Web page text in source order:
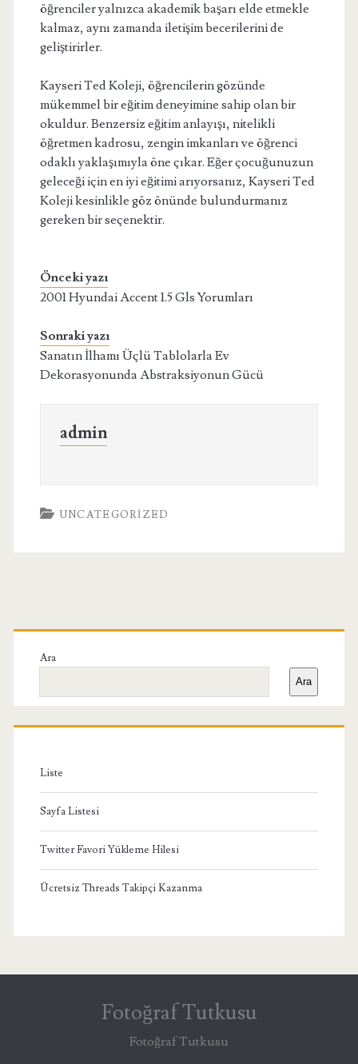
öğrenciler yalnızca akademik başarı elde etmekle
kalmaz, aynı zamanda iletişim becerilerini de
geliştirirler.
Kayseri Ted Koleji, öğrencilerin gözünde
mükemmel bir eğitim deneyimine sahip olan bir
okuldur. Benzersiz eğitim anlayışı, nitelikli
öğretmen kadrosu, zengin imkanları ve öğrenci
odaklı yaklaşımıyla öne çıkar. Eğer çocuğunuzun
geleceği için en iyi eğitimi arıyorsanız, Kayseri Ted
Koleji kesinlikle göz önünde bulundurmanız
gereken bir seçenektir.
Önceki yazı
2001 Hyundai Accent 1.5 Gls Yorumları
Sonraki yazı
Sanatın İlhamı Üçlü Tablolarla Ev
Dekorasyonunda Abstraksiyonun Gücü
admin
UNCATEGORIZED
Birincil
Yan
Menü
Ara
Ara
Liste
Sayfa Listesi
Twitter Favori Yükleme Hilesi
Ücretsiz Threads Takipçi Kazanma
Fotoğraf Tutkusu
Fotoğraf Tutkusu